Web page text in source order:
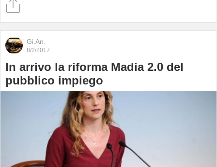
Gi.An.
8/2/2017
In arrivo la riforma Madia 2.0 del
pubblico impiego